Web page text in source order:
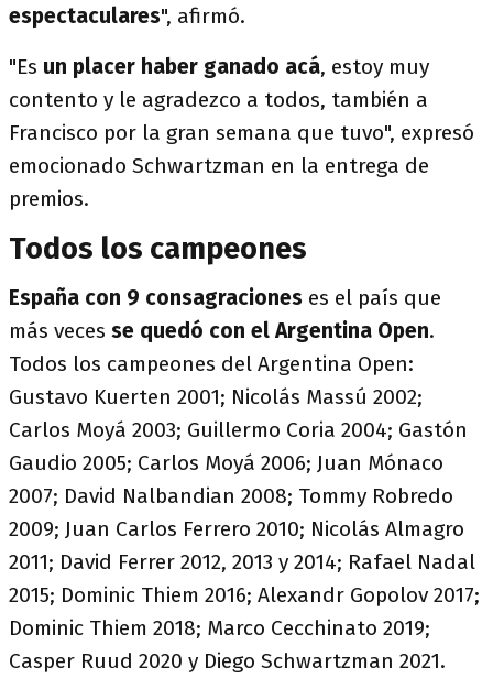
espectaculares", afirmó.
"Es un placer haber ganado acá, estoy muy
contento y le agradezco a todos, también a
Francisco por la gran semana que tuvo", expresó
emocionado Schwartzman en la entrega de
premios.
Todos los campeones
España con 9 consagraciones es el país que
más veces se quedó con el Argentina Open.
Todos los campeones del Argentina Open:
Gustavo Kuerten 2001; Nicolás Massú 2002;
Carlos Moyá 2003; Guillermo Coria 2004; Gastón
Gaudio 2005; Carlos Moyá 2006; Juan Mónaco
2007; David Nalbandian 2008; Tommy Robredo
2009; Juan Carlos Ferrero 2010; Nicolás Almagro
2011; David Ferrer 2012, 2013 y 2014; Rafael Nadal
2015; Dominic Thiem 2016; Alexandr Gopolov 2017;
Dominic Thiem 2018; Marco Cecchinato 2019;
Casper Ruud 2020 y Diego Schwartzman 2021.